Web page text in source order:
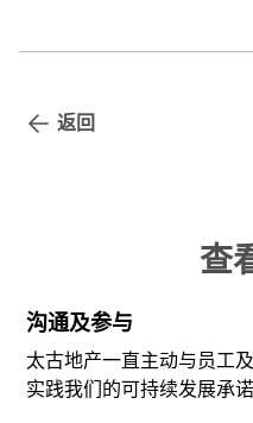
返回
查
沟通及参与
太古地产一直主动与员工
实践我们的可持续发展承诺